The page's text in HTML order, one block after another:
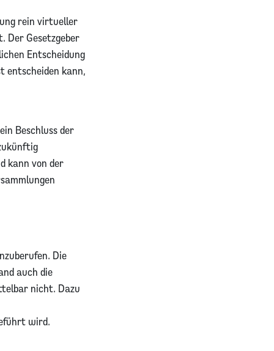
rein virtueller
Der Gesetzgeber
Entscheidung
entscheiden kann,
Beschluss der
kann von der
Die
auch die
nicht. Dazu
wird.